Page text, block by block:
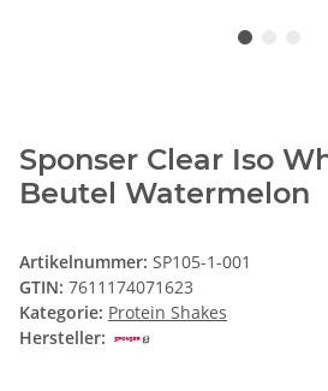
Sponser Clear Iso
Beutel Watermelon
Artikelnummer: SP105-1-001
GTIN: 7611174071623
Kategorie: Protein Shakes
Hersteller: